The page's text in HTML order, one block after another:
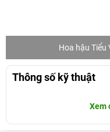
Hoa hậu Tiểu
Thông số kỹ thuật
Xem